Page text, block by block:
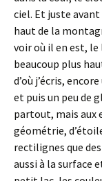
ciel. Et juste
haut de la
voir où il en est, le
beaucoup plus
d’où j’écris,
et puis un peu de
partout, mais aux
géométrie,
rectilignes que
aussi à la surface